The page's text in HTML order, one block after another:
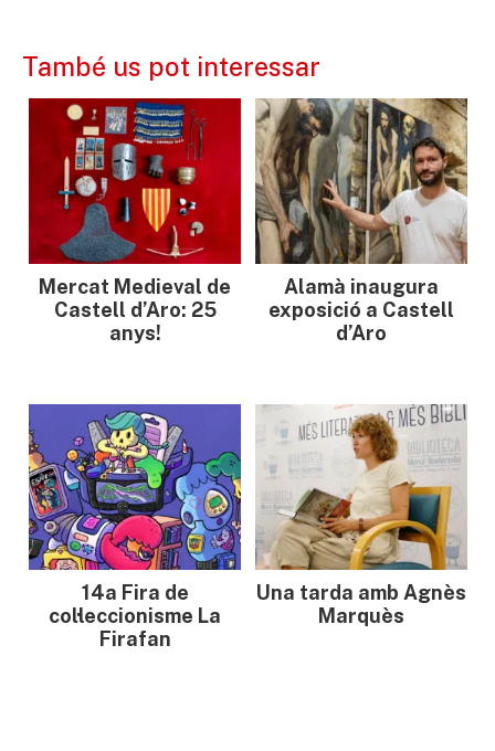
També us pot interessar
Mercat Medieval de
Castell d’Aro: 25
anys!
Alamà inaugura
exposició a Castell
d’Aro
14a Fira de
col·leccionisme La
Firafan
Una tarda amb Agnès
Marquès